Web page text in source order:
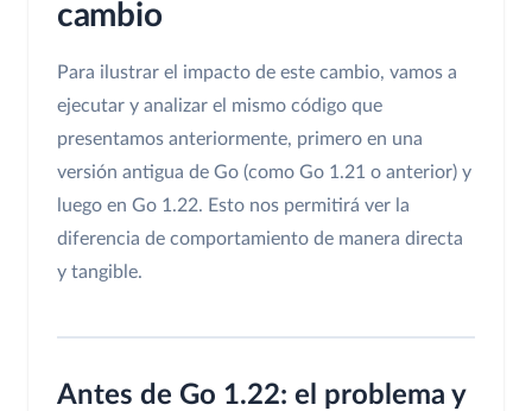
cambio
Para ilustrar el impacto de este cambio, vamos a
ejecutar y analizar el mismo código que
presentamos anteriormente, primero en una
versión antigua de Go (como Go 1.21 o anterior) y
luego en Go 1.22. Esto nos permitirá ver la
diferencia de comportamiento de manera directa
y tangible.
Antes de Go 1.22: el problema y